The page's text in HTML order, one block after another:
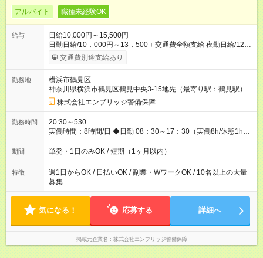
アルバイト 職種未経験OK
給与
日給10,000円～15,500円
日勤日給/10，000円～13，500＋交通費全額支給 夜勤日給/12，
000円～15，500＋交通費全額支給 ＜月収例＞ 日給10，000円
×22日間＝22万円 ◆スタートダッシュに 入社祝金最大200，000
給あり 資格取得も応援しています♪ ◆交通費「全額」支給 公共
交通機関を利用の履歴を提出で、交通費全額支給！ 自動車通
勤・バイク通勤もOK バイク貸与もあります ※規程あり ◆日当保
証 たとえ仕事が1時間で終わっても 日当は全額お支払いしま
す！ 業者さんと協力し合って、早く仕事を終えるほど、お
得……！ ◆その他 資格応援手当・隊長手当等 アルバイトから社
おります☆ 【試用期間】試用期間なし
交通費別途支給あり
勤務地
横浜市鶴見区
神奈川県横浜市鶴見区鶴見中央3-15地先（最寄り駅：鶴見駅）
株式会社エンブリッジ警備保障
勤務時間
20:30～530
実働時間：8時間/日 ◆日勤 08：30～17：30（実働8h/休憩1h）
◆夜勤 20：30～翌05：30（実働8h/休憩1h） ※勤務地により勤
務時間は多少変動あり ◆希望のシフトで働ける！ 希望の勤務日
夜勤・深夜・早朝のお仕事もございます
期間 単発・1日のみOK / 短期（1ヶ月以内）
特徴
週1日からOK / 日払いOK / 副業・WワークOK / 10名以上の大量
募集
気になる！ 応募する 詳細へ
掲載元企業名 株式会社エンブリッジ警備保障